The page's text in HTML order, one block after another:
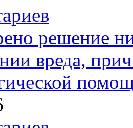
решение
вреда,